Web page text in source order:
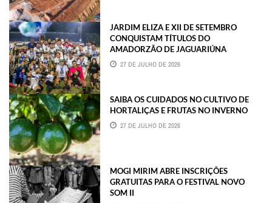
JARDIM ELIZA E XII DE SETEMBRO
CONQUISTAM TÍTULOS DO
AMADORZÃO DE JAGUARIÚNA
27 DE JULHO DE 2026
SAIBA OS CUIDADOS NO CULTIVO DE
HORTALIÇAS E FRUTAS NO INVERNO
27 DE JULHO DE 2026
MOGI MIRIM ABRE INSCRIÇÕES
GRATUITAS PARA O FESTIVAL NOVO
SOM II